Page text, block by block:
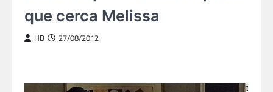
que cerca Melissa
HB 27/08/2012